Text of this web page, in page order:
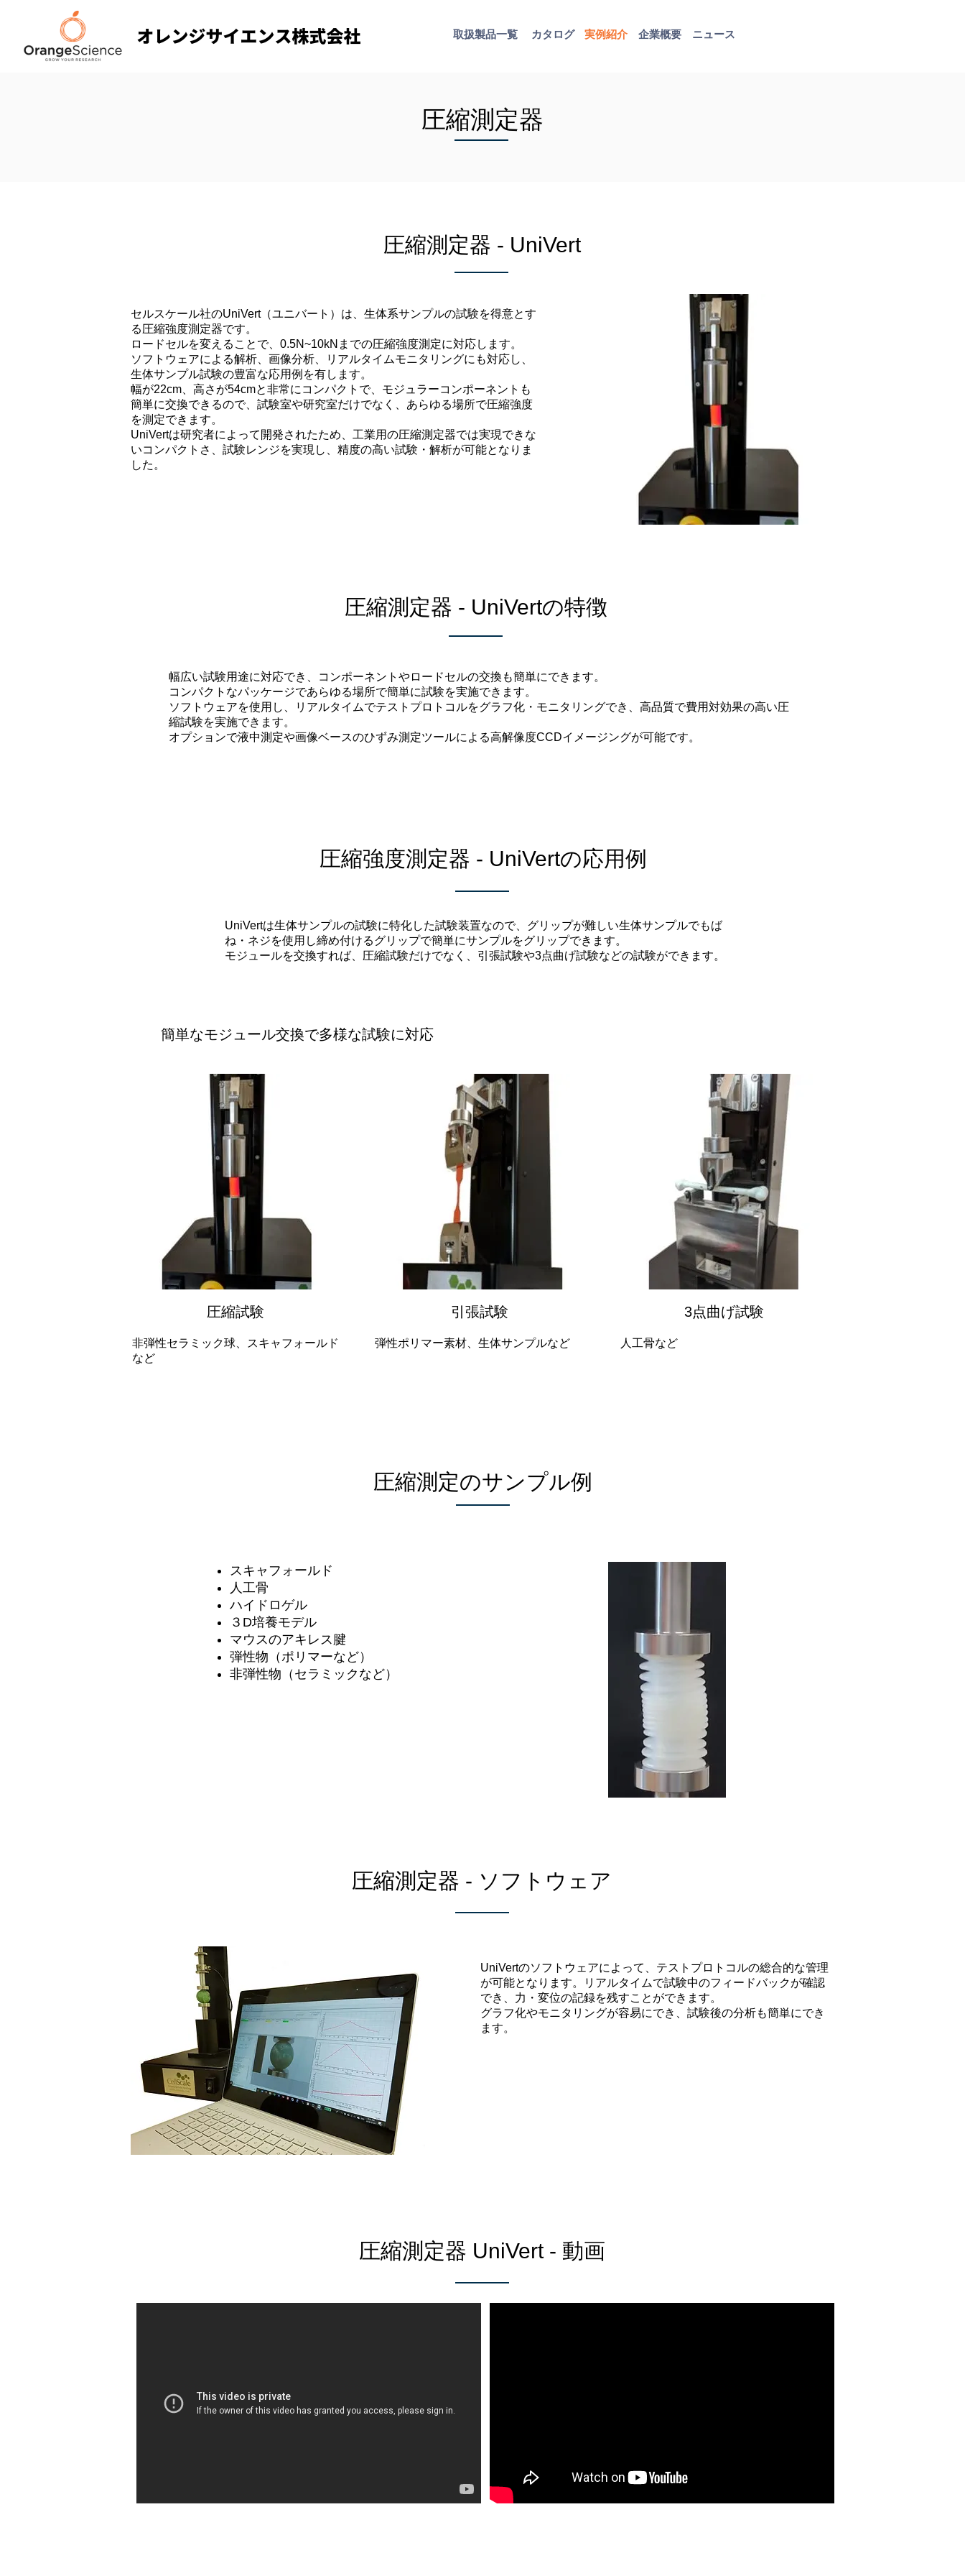
取扱​製品一覧 ​実例紹介
カタログ 企業概要 ニュース
圧縮測定器
圧縮測定器 - UniVert
セルスケール社のUniVert（ユニバート）は、生体系サンプルの試験を得意とす
る圧縮強度測定器です。
ロードセルを変えることで、0.5N~10kNまでの圧縮強度測定に対応します。
ソフトウェアによる解析、画像分析、リアルタイムモニタリングにも対応し、
生体サンプル試験の豊富な応用例を有します。
幅が22cm、高さが54cmと非常にコンパクトで、モジュラーコンポーネントも
簡単に交換できるので、試験室や研究室だけでなく、あらゆる場所で圧縮強度
を測定できます。
UniVertは研究者によって開発されたため、工業用の圧縮測定器では実現できな
いコンパクトさ、試験レンジを実現し、精度の高い試験・解析が可能となりま
した。
圧縮測定器 - UniVertの特徴
幅広い試験用途に対応でき、コンポーネントやロードセルの交換も簡単にできます。
コンパクトなパッケージであらゆる場所で簡単に試験を実施できます。
ソフトウェアを使用し、リアルタイムでテストプロトコルをグラフ化・モニタリングでき、高品質で費用対効果の高い圧
縮試験を実施できます。
オプションで液中測定や画像ベースのひずみ測定ツールによる高解像度CCDイメージングが可能です。
圧縮強度測定器 - UniVertの応用例
UniVertは生体サンプルの試験に特化した試験装置なので、グリップが難しい生体サンプルでもば
ね・ネジを使用し締め付けるグリップで簡単にサンプルをグリップできます。
モジュールを交換すれば、圧縮試験だけでなく、引張試験や3点曲げ試験などの試験ができます。
簡単なモジュール交換で多様な試験に対応
圧縮試験
非弾性セラミック球、スキャフォールド
など
引張試験
弾性ポリマー素材、生体サンプルなど
3点曲げ試験
人工骨など
圧縮測定のサンプル例
スキャフォールド
人工骨
ハイドロゲル
３D培養モデル
マウスのアキレス腱
弾性物（ポリマーなど）
非弾性物（セラミックなど）
圧縮測定器 - ソフトウェア
UniVertのソフトウェアによって、テストプロトコルの総合的な管理
が可能となります。リアルタイムで試験中のフィードバックが確認
でき、力・変位の記録を残すことができます。
グラフ化やモニタリングが容易にでき、試験後の分析も簡単にでき
ます。
圧縮測定器 UniVert - 動画